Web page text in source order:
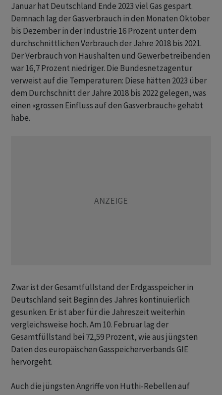
Januar hat Deutschland Ende 2023 viel Gas gespart.
Demnach lag der Gasverbrauch in den Monaten Oktober
bis Dezember in der Industrie 16 Prozent unter dem
durchschnittlichen Verbrauch der Jahre 2018 bis 2021.
Der Verbrauch von Haushalten und Gewerbetreibenden
war 16,7 Prozent niedriger. Die Bundesnetzagentur
verweist auf die Temperaturen: Diese hätten 2023 über
dem Durchschnitt der Jahre 2018 bis 2022 gelegen, was
einen «grossen Einfluss auf den Gasverbrauch» gehabt
habe.
Zwar ist der Gesamtfüllstand der Erdgasspeicher in
Deutschland seit Beginn des Jahres kontinuierlich
gesunken. Er ist aber für die Jahreszeit weiterhin
vergleichsweise hoch. Am 10. Februar lag der
Gesamtfüllstand bei 72,59 Prozent, wie aus jüngsten
Daten des europäischen Gasspeicherverbands GIE
hervorgeht.
Auch die jüngsten Angriffe von Huthi-Rebellen auf